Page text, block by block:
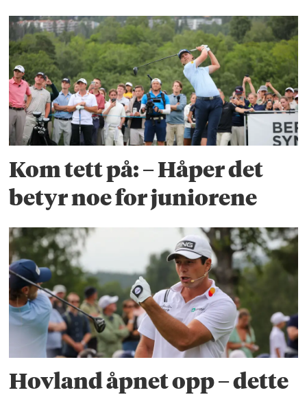
Kom tett på: – Håper det
betyr noe for juniorene
Hovland åpnet opp – dette